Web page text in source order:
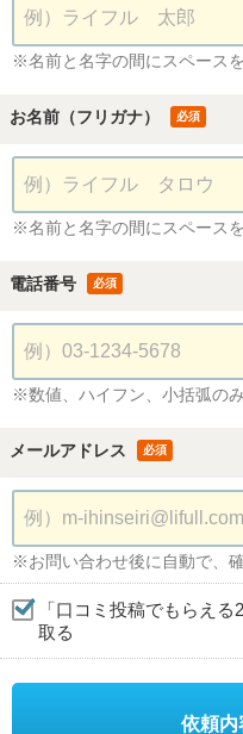
※名前と名字の間にスペース
お名前（フリガナ） 必須
※名前と名字の間にスペース
電話番号 必須
※数値、ハイフン、小括弧の
メールアドレス 必須
※お問い合わせ後に自動で、
「口コミ投稿でもらえ
取る
依頼内